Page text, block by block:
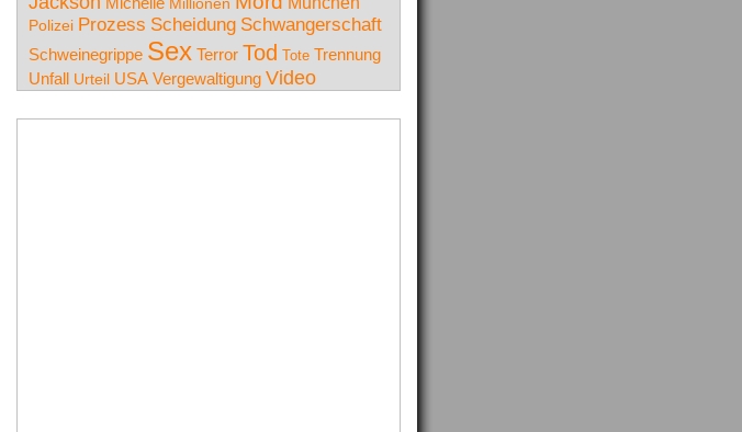
Polizei Prozess Scheidung Schwangerschaft
Schweinegrippe Sex Terror Tod Tote Trennung
Unfall Urteil USA Vergewaltigung Video